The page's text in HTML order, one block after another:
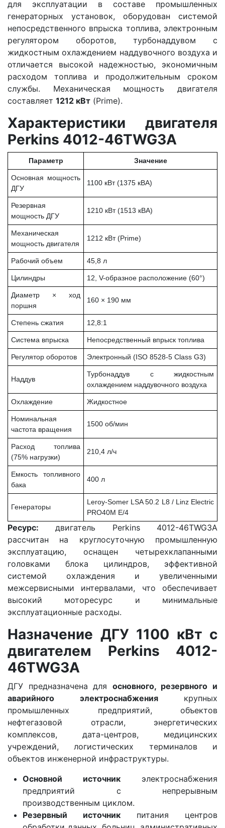
для эксплуатации в составе промышленных
генераторных установок, оборудован системой
непосредственного впрыска топлива, электронным
регулятором оборотов, турбонаддувом с
жидкостным охлаждением наддувочного воздуха и
отличается высокой надежностью, экономичным
расходом топлива и продолжительным сроком
службы. Механическая мощность двигателя
составляет 1212 кВт (Prime).
Характеристики двигателя
Perkins 4012-46TWG3A
Параметр Значение
Основная мощность
ДГУ
1100 кВт (1375 кВА)
Резервная
мощность ДГУ
1210 кВт (1513 кВА)
Механическая
мощность двигателя
1212 кВт (Prime)
Рабочий объем 45,8 л
Цилиндры 12, V-образное расположение (60°)
Диаметр × ход
поршня
160 × 190 мм
Степень сжатия 12,8:1
Система впрыска Непосредственный впрыск топлива
Регулятор оборотов Электронный (ISO 8528-5 Class G3)
Наддув
Турбонаддув с жидкостным
охлаждением наддувочного воздуха
Охлаждение Жидкостное
Номинальная
частота вращения
1500 об/мин
Расход топлива
(75% нагрузки)
210,4 л/ч
Емкость топливного
бака
400 л
Генераторы
Leroy-Somer LSA 50.2 L8 / Linz Electric
PRO40M E/4
Ресурс: двигатель Perkins 4012-46TWG3A
рассчитан на круглосуточную промышленную
эксплуатацию, оснащен четырехклапанными
головками блока цилиндров, эффективной
системой охлаждения и увеличенными
межсервисными интервалами, что обеспечивает
высокий моторесурс и минимальные
эксплуатационные расходы.
Назначение ДГУ 1100 кВт с
двигателем Perkins 4012-
46TWG3A
ДГУ предназначена для основного, резервного и
аварийного электроснабжениякрупных
промышленных предприятий, объектов
нефтегазовой отрасли, энергетических
комплексов, дата-центров, медицинских
учреждений, логистических терминалов и
объектов инженерной инфраструктуры.
Основной источник электроснабжения
предприятий с непрерывным
производственным циклом.
Резервный источник питания центров